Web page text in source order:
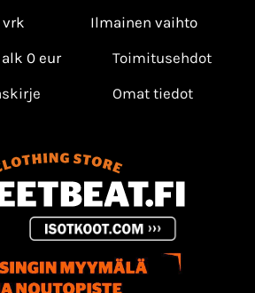
vrk
Ilmainen vaihto
0 eur
Toimitusehdot
Omat tiedot